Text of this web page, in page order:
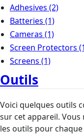
Adhesives (2)
Batteries (1)
Cameras (1)
Screen Protectors
Screens (1)
Outils
Voici quelques outils
sur cet appareil. Vous
les outils pour